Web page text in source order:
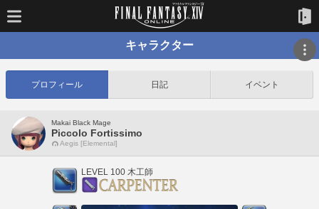
キャラクター
プロフィール 日記 イベント
Makai Black Mage
Piccolo Fortissimo
Aegis [Elemental]
LEVEL 100 木工師